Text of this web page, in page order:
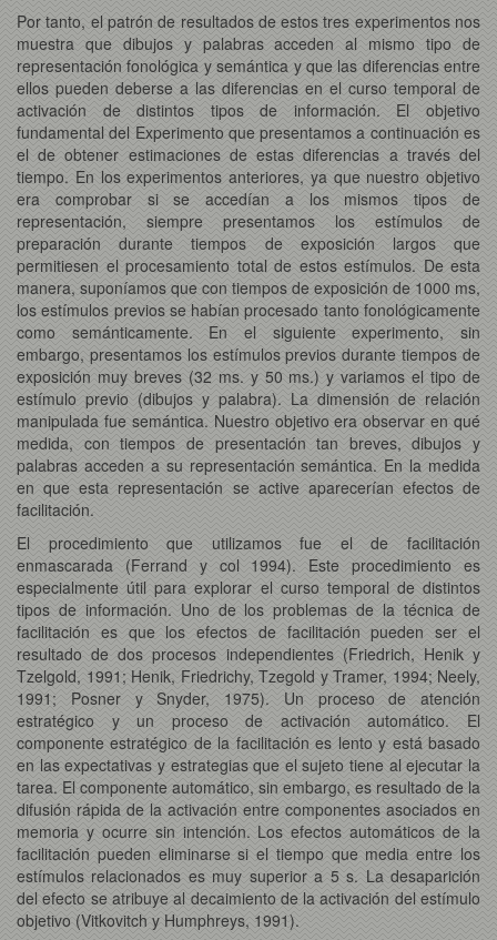
Por tanto, el patrón de resultados de estos tres experimentos nos
muestra que dibujos y palabras acceden al mismo tipo de
representación fonológica y semántica y que las diferencias entre
ellos pueden deberse a las diferencias en el curso temporal de
activación de distintos tipos de información. El objetivo
fundamental del Experimento que presentamos a continuación es
el de obtener estimaciones de estas diferencias a través del
tiempo. En los experimentos anteriores, ya que nuestro objetivo
era comprobar si se accedían a los mismos tipos de
representación, siempre presentamos los estímulos de
preparación durante tiempos de exposición largos que
permitiesen el procesamiento total de estos estímulos. De esta
manera, suponíamos que con tiempos de exposición de 1000 ms,
los estímulos previos se habían procesado tanto fonológicamente
como semánticamente. En el siguiente experimento, sin
embargo, presentamos los estímulos previos durante tiempos de
exposición muy breves (32 ms. y 50 ms.) y variamos el tipo de
estímulo previo (dibujos y palabra). La dimensión de relación
manipulada fue semántica. Nuestro objetivo era observar en qué
medida, con tiempos de presentación tan breves, dibujos y
palabras acceden a su representación semántica. En la medida
en que esta representación se active aparecerían efectos de
facilitación.
El procedimiento que utilizamos fue el de facilitación
enmascarada (Ferrand y col 1994). Este procedimiento es
especialmente útil para explorar el curso temporal de distintos
tipos de información. Uno de los problemas de la técnica de
facilitación es que los efectos de facilitación pueden ser el
resultado de dos procesos independientes (Friedrich, Henik y
Tzelgold, 1991; Henik, Friedrichy, Tzegold y Tramer, 1994; Neely,
1991; Posner y Snyder, 1975). Un proceso de atención
estratégico y un proceso de activación automático. El
componente estratégico de la facilitación es lento y está basado
en las expectativas y estrategias que el sujeto tiene al ejecutar la
tarea. El componente automático, sin embargo, es resultado de la
difusión rápida de la activación entre componentes asociados en
memoria y ocurre sin intención. Los efectos automáticos de la
facilitación pueden eliminarse si el tiempo que media entre los
estímulos relacionados es muy superior a 5 s. La desaparición
del efecto se atribuye al decaimiento de la activación del estímulo
objetivo (Vitkovitch y Humphreys, 1991).